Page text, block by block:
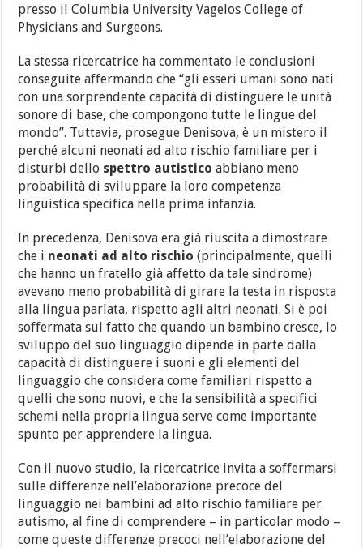
presso il Columbia University Vagelos College of
Physicians and Surgeons.
La stessa ricercatrice ha commentato le conclusioni
conseguite affermando che “gli esseri umani sono nati
con una sorprendente capacità di distinguere le unità
sonore di base, che compongono tutte le lingue del
mondo”. Tuttavia, prosegue Denisova, è un mistero il
perché alcuni neonati ad alto rischio familiare per i
disturbi dello spettro autistico abbiano meno
probabilità di sviluppare la loro competenza
linguistica specifica nella prima infanzia.
In precedenza, Denisova era già riuscita a dimostrare
che i neonati ad alto rischio (principalmente, quelli
che hanno un fratello già affetto da tale sindrome)
avevano meno probabilità di girare la testa in risposta
alla lingua parlata, rispetto agli altri neonati. Si è poi
soffermata sul fatto che quando un bambino cresce, lo
sviluppo del suo linguaggio dipende in parte dalla
capacità di distinguere i suoni e gli elementi del
linguaggio che considera come familiari rispetto a
quelli che sono nuovi, e che la sensibilità a specifici
schemi nella propria lingua serve come importante
spunto per apprendere la lingua.
Con il nuovo studio, la ricercatrice invita a soffermarsi
sulle differenze nell’elaborazione precoce del
linguaggio nei bambini ad alto rischio familiare per
autismo, al fine di comprendere – in particolar modo –
come queste differenze precoci nell’elaborazione del